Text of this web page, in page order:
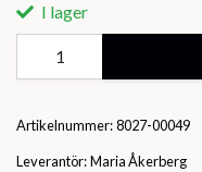
I lager
Artikelnummer:8027-00049
Leverantör:Maria Åkerberg